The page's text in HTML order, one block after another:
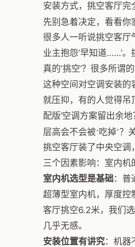
安装方式，挑空客厅完
先别急着决定，看看
很多人一听说挑空客厅
业主抱怨‘早知道……’
真的‘挑空’？很多所谓
这种空间对空调安装的
就压抑，有的人觉得吊
配版’空调方案留出余
层高会不会被‘吃掉’？
挑空客厅装了中央空调
三个因素影响：室内机
室内机选型是基础：普
超薄型室内机，厚度控
客厅挑空6.2米，我们
几乎无感。
安装位置有讲究：机器